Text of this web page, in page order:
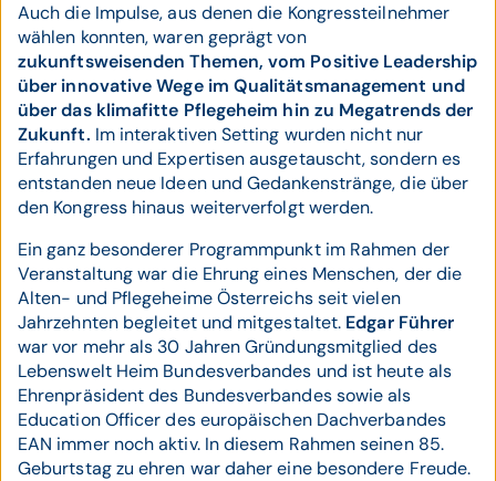
Auch die Impulse, aus denen die Kongressteilnehmer
wählen konnten, waren geprägt von
zukunftsweisenden Themen, vom Positive Leadership
über innovative Wege im Qualitätsmanagement und
über das klimafitte Pflegeheim hin zu Megatrends der
Zukunft. Im interaktiven Setting wurden nicht nur
Erfahrungen und Expertisen ausgetauscht, sondern es
entstanden neue Ideen und Gedankenstränge, die über
den Kongress hinaus weiterverfolgt werden.
Ein ganz besonderer Programmpunkt im Rahmen der
Veranstaltung war die Ehrung eines Menschen, der die
Alten- und Pflegeheime Österreichs seit vielen
Jahrzehnten begleitet und mitgestaltet. Edgar Führer
war vor mehr als 30 Jahren Gründungsmitglied des
Lebenswelt Heim Bundesverbandes und ist heute als
Ehrenpräsident des Bundesverbandes sowie als
Education Officer des europäischen Dachverbandes
EAN immer noch aktiv. In diesem Rahmen seinen 85.
Geburtstag zu ehren war daher eine besondere Freude.